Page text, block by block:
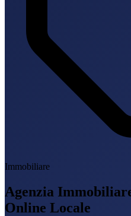
Immobiliare
Agenzia
Online Locale